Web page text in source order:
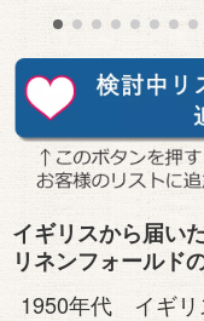
イギリスから届い
リネンフォールド
1950年代 イギ